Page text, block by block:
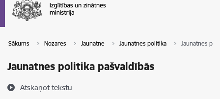
Sākums Nozares Jaunatne Jaunatnes politika Jaunatnes
Jaunatnes politika pašvaldībās
Atskaņot tekstu